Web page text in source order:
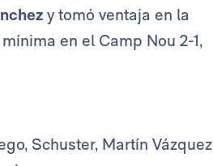
y tomó ventaja en la
en el Camp Nou 2-1,
Schuster, Martín Vázquez